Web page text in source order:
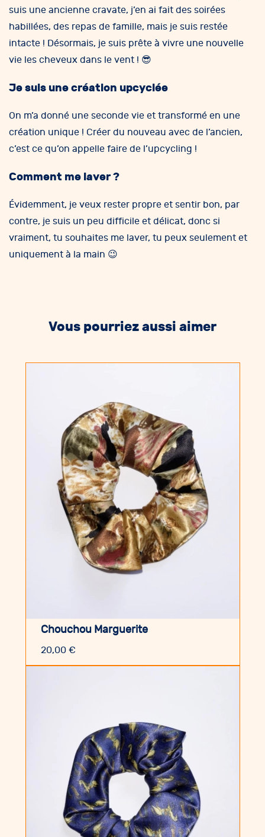
suis une ancienne cravate, j’en ai fait des soirées
habillées, des repas de famille, mais je suis restée
intacte ! Désormais, je suis prête à vivre une nouvelle
vie les cheveux dans le vent ! 😎
Je suis une création upcyclée
On m’a donné une seconde vie et transformé en une
création unique ! Créer du nouveau avec de l’ancien,
c’est ce qu’on appelle faire de l’upcycling !
Comment me laver ?
Évidemment, je veux rester propre et sentir bon, par
contre, je suis un peu difficile et délicat, donc si
vraiment, tu souhaites me laver, tu peux seulement et
uniquement à la main 😉
Vous pourriez aussi aimer
Chouchou Marguerite
20,00 €